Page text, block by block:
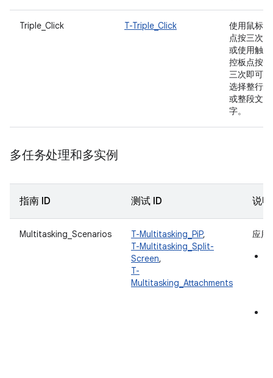
Triple_Click T-Triple_Click
使用鼠标
点按三次
或使用触
控板点按
三次即可
选择整行
或整段文
字。
多任务处理和多实例
指南 ID 测试 ID 说明
Multitasking_Scenarios T-Multitasking_PiP,
T-Multitasking_Split-
Screen,
T-
Multitasking_Attachments
应用